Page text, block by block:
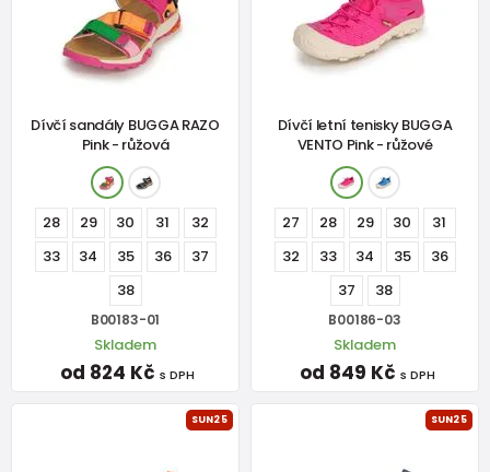
Dívčí sandály BUGGA RAZO
Pink - růžová
28 29 30 31
32
33
34 35 36
37
38
B00183-01
Skladem
od 824 Kč s DPH
Dívčí letní tenisky BUGGA
VENTO Pink - růžové
27 28 29 30
31
32
33 34 35
36
37
38
B00186-03
Skladem
od 849 Kč s DPH
SUN25 SUN25